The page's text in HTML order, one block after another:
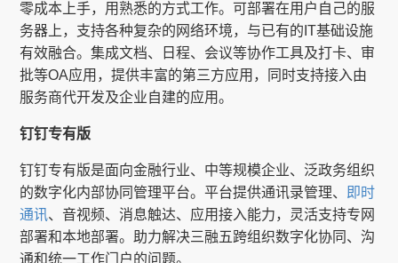
零成本上手，用熟悉的方式工作。可部署在用户自己的服
务器上，支持各种复杂的网络环境，与已有的IT基础设施
有效融合。集成文档、日程、会议等协作工具及打卡、审
批等OA应用，提供丰富的第三方应用，同时支持接入由
服务商代开发及企业自建的应用。
钉钉专有版
钉钉专有版是面向金融行业、中等规模企业、泛政务组织
的数字化内部协同管理平台。平台提供通讯录管理、
即时
通讯、音视频、消息触达、应用接入能力，灵活支持专网
部署和本地部署。助力解决三融五跨组织数字化协同、沟
通和统一工作门户的问题。